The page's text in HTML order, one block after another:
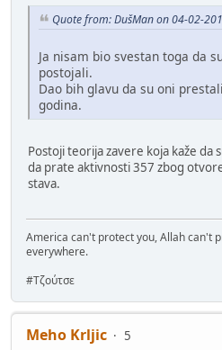
Quote from: DušMan on 04-02-
Ja nisam bio svestan toga da
postojali.
Dao bih glavu da su oni
godina.
Postoji teorija zavere koja kaže da
da prate aktivnosti 357 zbog
stava.
America can't protect you, Allah can't
everywhere.
#Τζούτσε
Meho Krljic
5